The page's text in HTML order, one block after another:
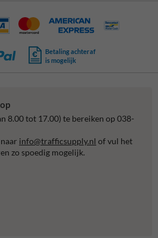
Betaling achteraf
is mogelijk
8.00 tot 17.00) te bereiken op 038-
info@trafficsupply.nl of vul het
zo spoedig mogelijk.